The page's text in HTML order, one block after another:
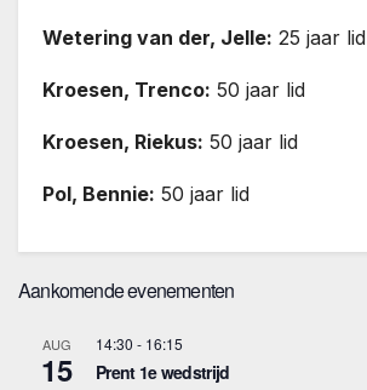
Wetering van der, Jelle: 25 jaar lid
Kroesen, Trenco: 50 jaar lid
Kroesen, Riekus: 50 jaar lid
Pol, Bennie: 50 jaar lid
Aankomende evenementen
AUG
15
14:30 - 16:15
Prent 1e wedstrijd